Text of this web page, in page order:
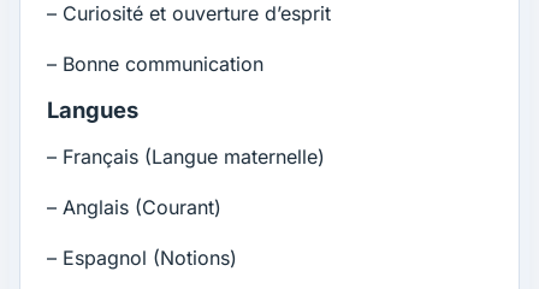
– Curiosité et ouverture d’esprit
– Bonne communication
Langues
– Français (Langue maternelle)
– Anglais (Courant)
– Espagnol (Notions)